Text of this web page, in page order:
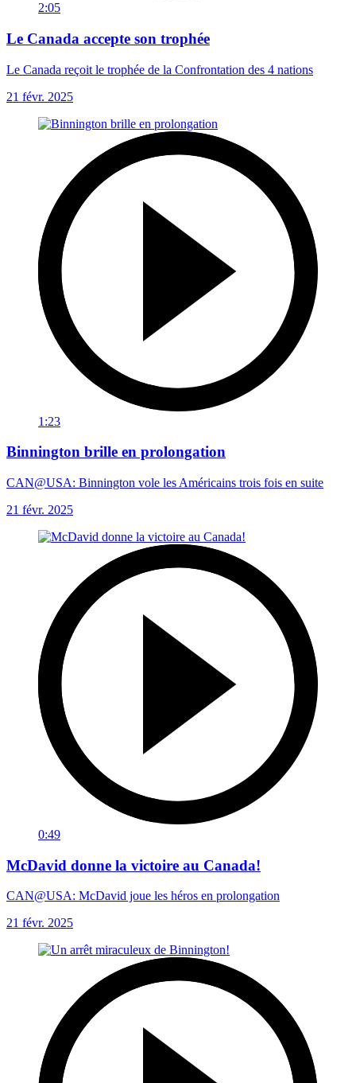
2:05
Le Canada accepte son trophée
Le Canada reçoit le trophée de la Confrontation des 4 nations
21 févr. 2025
1:23
Binnington brille en prolongation
CAN@USA: Binnington vole les Américains trois fois en suite
21 févr. 2025
0:49
McDavid donne la victoire au Canada!
CAN@USA: McDavid joue les héros en prolongation
21 févr. 2025